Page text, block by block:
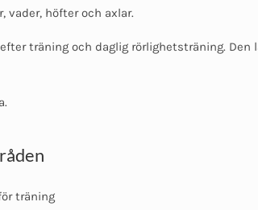
vader, höfter och axlar.
träning och daglig rörlighetsträning. Den
träning